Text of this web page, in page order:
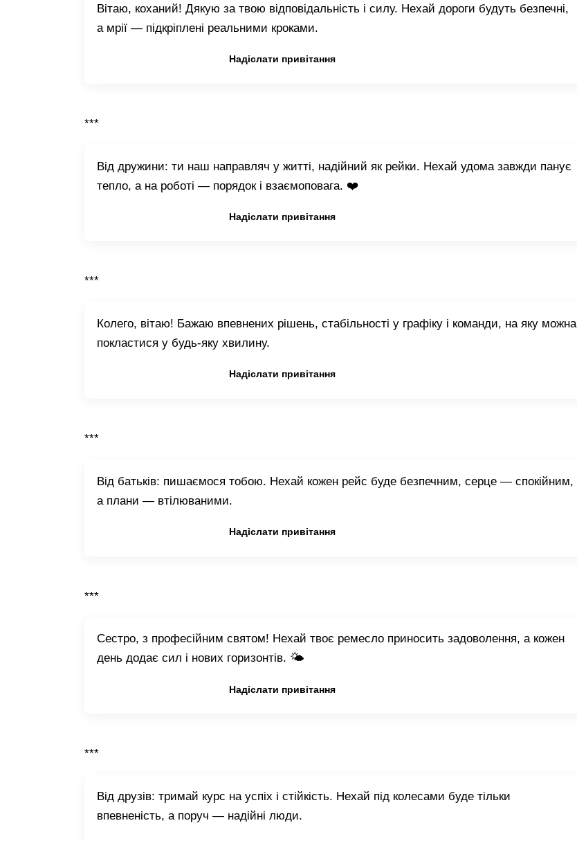
Вітаю, коханий! Дякую за твою відповідальність і силу. Нехай дороги будуть безпечні,
а мрії — підкріплені реальними кроками.
Надіслати привітання
***
Від дружини: ти наш направляч у житті, надійний як рейки. Нехай удома завжди панує
тепло, а на роботі — порядок і взаємоповага. ❤️
Надіслати привітання
***
Колего, вітаю! Бажаю впевнених рішень, стабільності у графіку і команди, на яку можна
покластися у будь-яку хвилину.
Надіслати привітання
***
Від батьків: пишаємося тобою. Нехай кожен рейс буде безпечним, серце — спокійним,
а плани — втілюваними.
Надіслати привітання
***
Сестро, з професійним святом! Нехай твоє ремесло приносить задоволення, а кожен
день додає сил і нових горизонтів. 🌤️
Надіслати привітання
***
Від друзів: тримай курс на успіх і стійкість. Нехай під колесами буде тільки
впевненість, а поруч — надійні люди.